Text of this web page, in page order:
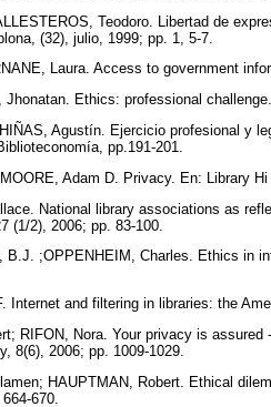
Teodoro. Libertad de
(32), julio, 1999; pp. 1, 5-7.
Laura. Access to government
Jhonatan. Ethics: professional
Agustín. Ejercicio profesional y
pp.191-201.
Adam D. Privacy. En: Library
National library associations as
(1/2), 2006; pp. 83-100.
B.J. ;OPPENHEIM, Charles. Ethics in
Internet and filtering in libraries: the
RIFON, Nora. Your privacy is
8(6), 2006; pp. 1009-1029.
HAUPTMAN, Robert. Ethical
670.